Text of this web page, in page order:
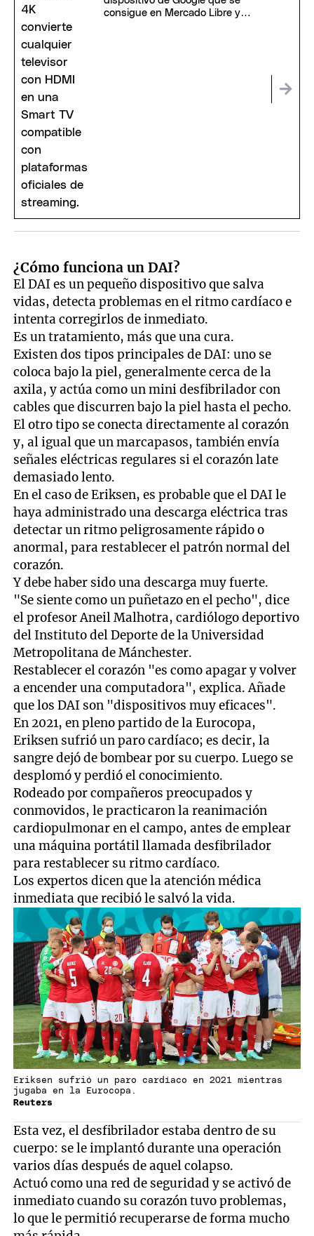
consigue en Mercado Libre y
¿Cómo funciona un DAI?
El DAI es un pequeño dispositivo que salva
vidas, detecta problemas en el ritmo cardíaco e
intenta corregirlos de inmediato.
Es un tratamiento, más que una cura.
Existen dos tipos principales de DAI: uno se
coloca bajo la piel, generalmente cerca de la
axila, y actúa como un mini desfibrilador con
cables que discurren bajo la piel hasta el pecho.
El otro tipo se conecta directamente al corazón
y, al igual que un marcapasos, también envía
señales eléctricas regulares si el corazón late
demasiado lento.
En el caso de Eriksen, es probable que el DAI le
haya administrado una descarga eléctrica tras
detectar un ritmo peligrosamente rápido o
anormal, para restablecer el patrón normal del
corazón.
Y debe haber sido una descarga muy fuerte.
"Se siente como un puñetazo en el pecho", dice
el profesor Aneil Malhotra, cardiólogo deportivo
del Instituto del Deporte de la Universidad
Metropolitana de Mánchester.
Restablecer el corazón "es como apagar y volver
a encender una computadora", explica. Añade
que los DAI son "dispositivos muy eficaces".
En 2021, en pleno partido de la Eurocopa,
Eriksen sufrió un paro cardíaco; es decir, la
sangre dejó de bombear por su cuerpo. Luego se
desplomó y perdió el conocimiento.
Rodeado por compañeros preocupados y
conmovidos, le practicaron la reanimación
cardiopulmonar en el campo, antes de emplear
una máquina portátil llamada desfibrilador
para restablecer su ritmo cardíaco.
Los expertos dicen que la atención médica
inmediata que recibió le salvó la vida.
Reuters
Eriksen sufrió un paro cardíaco en 2021 mientras
jugaba en la Eurocopa.
Esta vez, el desfibrilador estaba dentro de su
cuerpo: se le implantó durante una operación
varios días después de aquel colapso.
Actuó como una red de seguridad y se activó de
inmediato cuando su corazón tuvo problemas,
lo que le permitió recuperarse de forma mucho